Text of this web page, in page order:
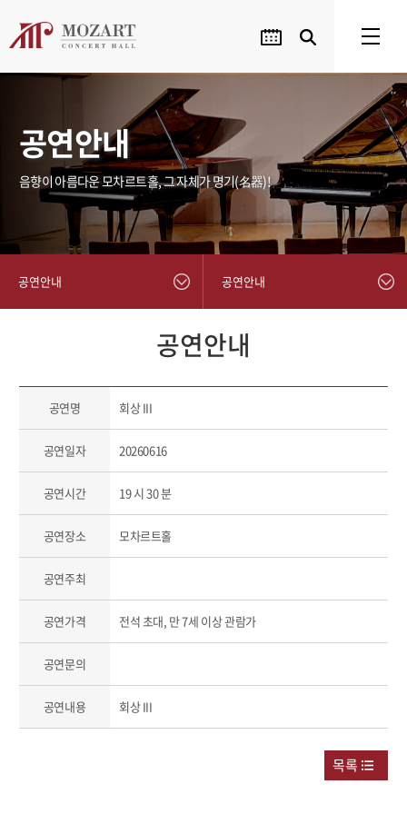
공연안내
음향이 아름다운 모차르트홀, 그 자체가 명기(名器)!
공연안내 공연안내
공연안내
공연명 회상 III
공연일자 20260616
공연시간 19 시 30 분
공연장소 모차르트홀
공연주최
공연가격 전석 초대, 만 7세 이상 관람가
공연문의
공연내용 회상 III
목록